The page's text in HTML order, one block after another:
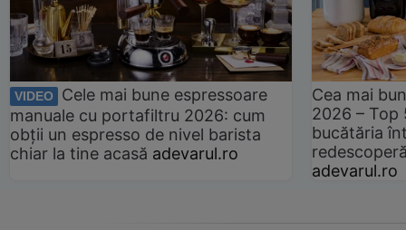
VIDEO
Cele mai bune espressoare
manuale cu portafiltru 2026: cum
obții un espresso de nivel barista
chiar la tine acasă adevarul.ro
Cea mai
2026 –
bucătăria
adevarul.ro